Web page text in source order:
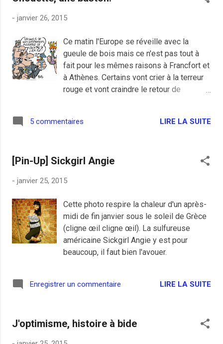
gouvernement a mis en ligne une vidéo sympathique
du bulbe mais si ça peut en remettre quelques uns dans
les rails c'est déjà ça. #Stopdjihadisme : Ils te disent…
par gouvernementFR
- janvier 26, 2015
Ce matin l'Europe se réveille avec la
gueule de bois mais ce n'est pas tout à
fait pour les mêmes raisons à Francfort et
à Athènes. Certains vont crier à la terreur
rouge et vont craindre le retour de
se les bouffer en essayant de
apaisant à ceux qui s'en foutent plein les
Sarkofrance écrivait ce matin que la
nouvelle, une victoire de la politique
contre la Banque . Je suis d'accord même
si je suis un peu moins optimiste que lui,
quoiqu'il pense lui aussi que rien n’est
gagné, loin de là . Par contre tout ce qui
depuis 2008 est assez jouissif, ce n’est
principale...
5 commentaires LIRE LA SUITE
[Pin-Up] Sickgirl Angie
- janvier 25, 2015
Cette photo respire la chaleur d'un après-
midi de fin janvier sous le soleil de Grèce
(cligne œil cligne œil). La sulfureuse
américaine Sickgirl Angie y est pour
beaucoup, il faut bien l'avouer.
Enregistrer un commentaire LIRE LA SUITE
J'optimisme, histoire à bide